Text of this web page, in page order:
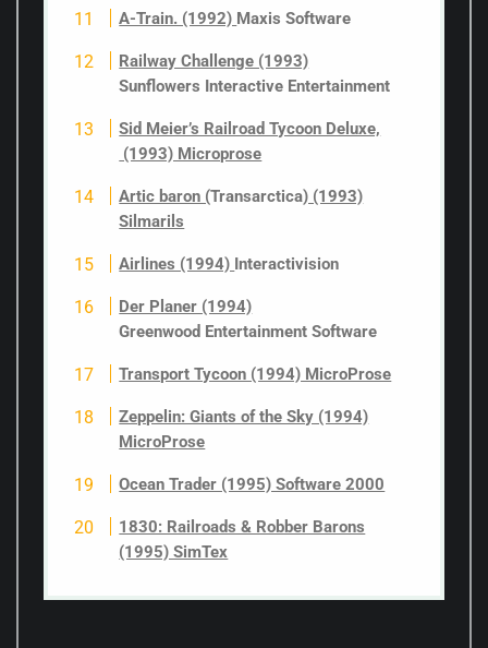
A-Train. (1992) Maxis Software
Railway Challenge (1993)
Sunflowers Interactive Entertainment
Sid Meier’s Railroad Tycoon Deluxe,
(1993) Microprose
Artic baron (Transarctica) (1993)
Silmarils
Airlines (1994) Interactivision
Der Planer (1994)
Greenwood Entertainment Software
Transport Tycoon (1994) MicroProse
Zeppelin: Giants of the Sky (1994)
MicroProse
Ocean Trader (1995) Software 2000
1830: Railroads & Robber Barons
(1995) SimTex